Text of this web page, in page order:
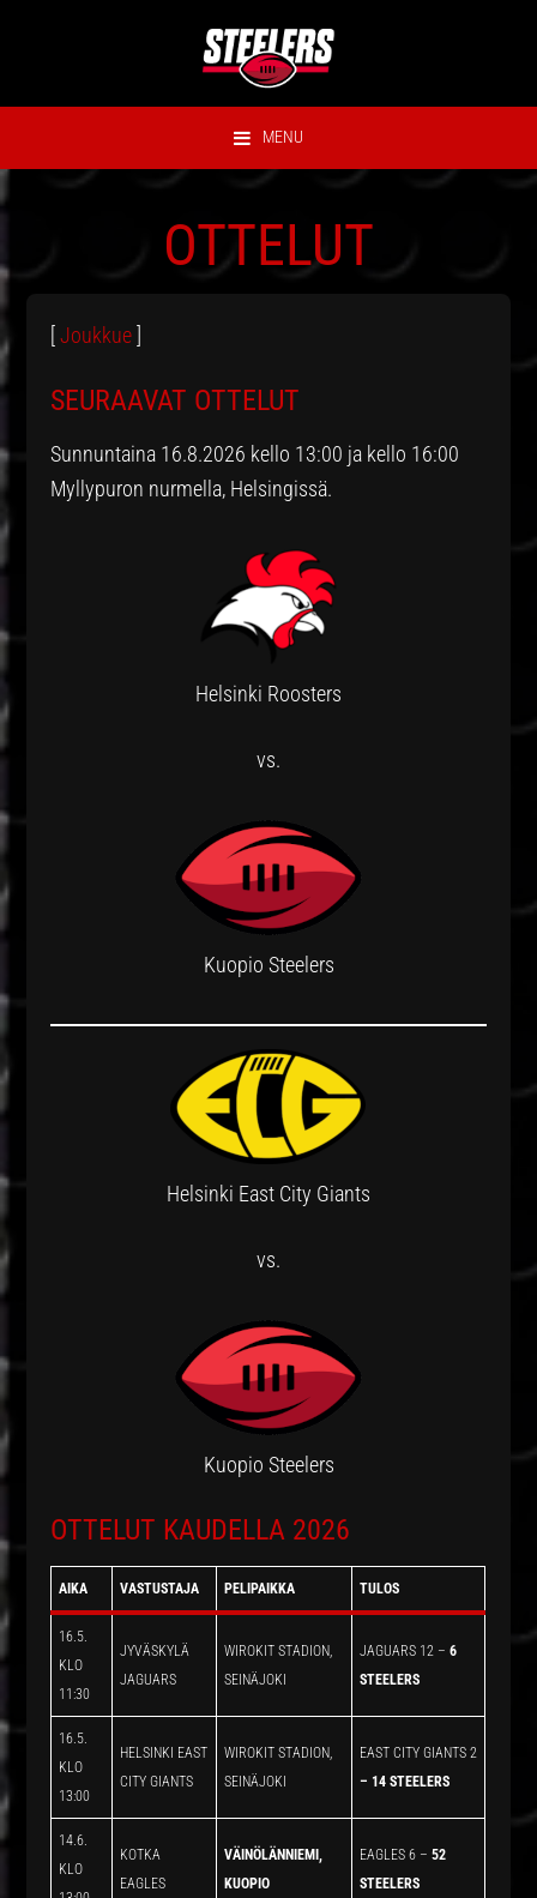
MENU
OTTELUT
[Joukkue
SEURAAVAT OTTELUT
Sunnuntaina 16.8.2026 kello 13:00 ja kello 16:00
Myllypuron nurmella, Helsingissä.
Helsinki Roosters
vs.
Kuopio Steelers
Helsinki East City Giants
vs.
Kuopio Steelers
OTTELUT KAUDELLA 2026
AIKA VASTUSTAJA PELIPAIKKA TULOS
16.5.
KLO
11:30
JYVÄSKYLÄ
JAGUARS
WIROKIT STADION,
SEINÄJOKI
JAGUARS 12 – 6
STEELERS
16.5.
KLO
13:00
HELSINKI EAST
CITY GIANTS
WIROKIT STADION,
SEINÄJOKI
EAST CITY GIANTS 2
– 14 STEELERS
14.6.
KLO
KOTKA
EAGLES
VÄINÖLÄNNIEMI,
KUOPIO
EAGLES 6 –52
STEELERS